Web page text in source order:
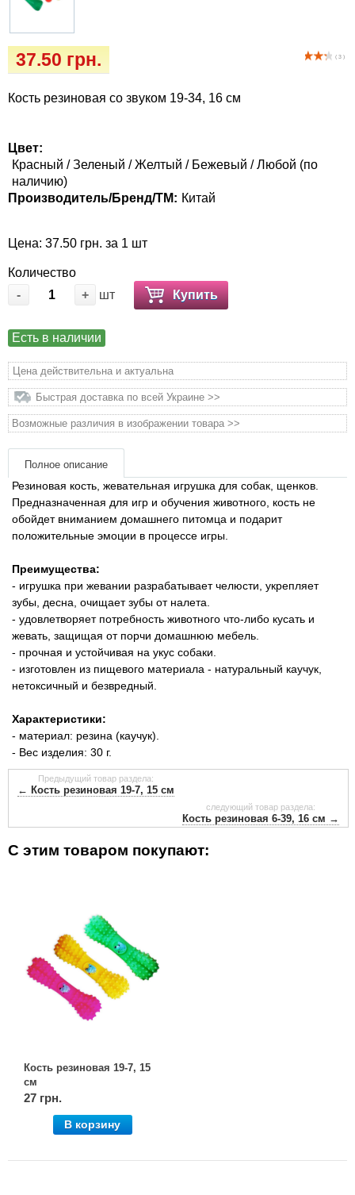
( 3 )
37.50 грн.
Кость резиновая со звуком 19-34, 16 см
Цвет:
Красный / Зеленый / Желтый / Бежевый / Любой (по
наличию)
Производитель/Бренд/ТМ: Китай
Цена: 37.50 грн. за 1 шт
Количество
-
+ шт Купить
Есть в наличии
Цена действительна и актуальна
Быстрая доставка по всей Украине >>
Возможные различия в изображении товара >>
Полное описание
Резиновая кость, жевательная игрушка для собак, щенков.
Предназначенная для игр и обучения животного, кость не
обойдет вниманием домашнего питомца и подарит
положительные эмоции в процессе игры.
Преимущества:
- игрушка при жевании разрабатывает челюсти, укрепляет
зубы, десна, очищает зубы от налета.
- удовлетворяет потребность животного что-либо кусать и
жевать, защищая от порчи домашнюю мебель.
- прочная и устойчивая на укус собаки.
- изготовлен из пищевого материала - натуральный каучук,
нетоксичный и безвредный.
Характеристики:
- материал: резина (каучук).
- Вес изделия: 30 г.
Предыдущий товар раздела:
← Кость резиновая 19-7, 15 см
следующий товар раздела:
Кость резиновая 6-39, 16 см →
С этим товаром покупают:
Кость резиновая 19-7, 15
см
27 грн.
В корзину
Vet Diet Canine Wet - ветеринарные диеты
для собак
килимки
Одяг та взуття
расходные материалы
Товары для голубей
Товары для грызунов
Товары для людей
Хозряд - хозтовары оптом
Популярные зоотовары
Архив / Снято с производства